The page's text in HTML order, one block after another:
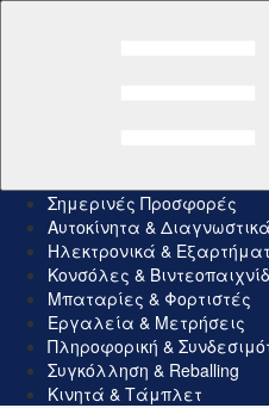
Σημερινές Προσφορές
Αυτοκίνητα & Διαγνωστικά
Ηλεκτρονικά &
Κονσόλες &
Μπαταρίες & Φορτιστές
Εργαλεία & Μετρήσεις
Πληροφορική &
Συγκόλληση & Reballing
Κινητά & Τάμπλετ